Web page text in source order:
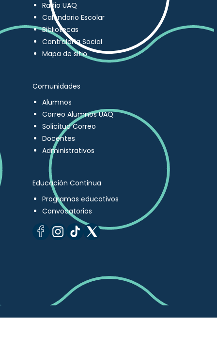
Radio UAQ
Calendario Escolar
Bibliotecas
Contraloría Social
Mapa de sitio
Comunidades
Alumnos
Correo Alumnos UAQ
Solicitud Correo
Docentes
Administrativos
Educación Continua
Programas educativos
Convocatorias